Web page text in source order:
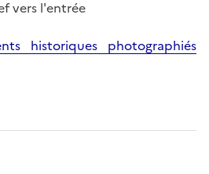
vers l'entrée
historiques photographiés